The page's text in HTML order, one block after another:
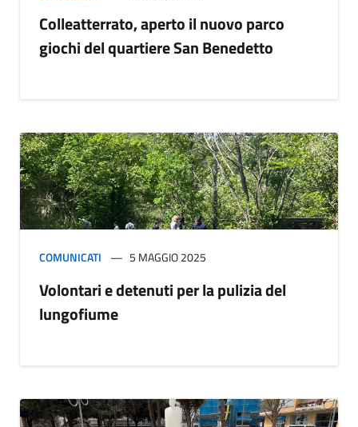
Colleatterrato, aperto il nuovo parco
giochi del quartiere San Benedetto
COMUNICATI 5 MAGGIO 2025
Volontari e detenuti per la pulizia del
lungofiume